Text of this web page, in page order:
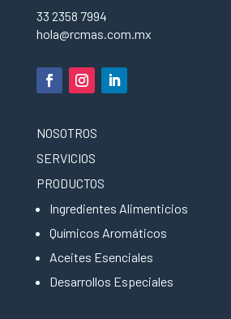
33 2358 7994
hola@rcmas.com.mx
NOSOTROS
SERVICIOS
PRODUCTOS
Ingredientes Alimenticios
Químicos Aromáticos
Aceites Esenciales
Desarrollos Especiales